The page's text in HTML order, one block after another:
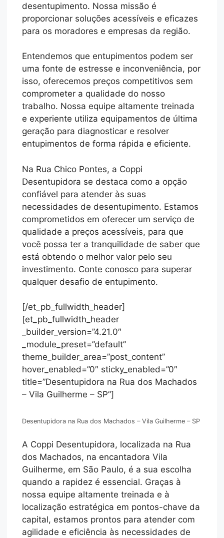
desentupimento. Nossa missão é
proporcionar soluções acessíveis e eficazes
para os moradores e empresas da região.
Entendemos que entupimentos podem ser
uma fonte de estresse e inconveniência, por
isso, oferecemos preços competitivos sem
comprometer a qualidade do nosso
trabalho. Nossa equipe altamente treinada
e experiente utiliza equipamentos de última
geração para diagnosticar e resolver
entupimentos de forma rápida e eficiente.
Na Rua Chico Pontes, a Coppi
Desentupidora se destaca como a opção
confiável para atender às suas
necessidades de desentupimento. Estamos
comprometidos em oferecer um serviço de
qualidade a preços acessíveis, para que
você possa ter a tranquilidade de saber que
está obtendo o melhor valor pelo seu
investimento. Conte conosco para superar
qualquer desafio de entupimento.
[/et_pb_fullwidth_header]
[et_pb_fullwidth_header
_builder_version=”4.21.0″
_module_preset=”default”
theme_builder_area=”post_content”
hover_enabled=”0″ sticky_enabled=”0″
title=”Desentupidora na Rua dos Machados
– Vila Guilherme – SP”]
Desentupidora na Rua dos Machados – Vila Guilherme – SP
A Coppi Desentupidora, localizada na Rua
dos Machados, na encantadora Vila
Guilherme, em São Paulo, é a sua escolha
quando a rapidez é essencial. Graças à
nossa equipe altamente treinada e à
localização estratégica em pontos-chave da
capital, estamos prontos para atender com
agilidade e eficiência às necessidades de